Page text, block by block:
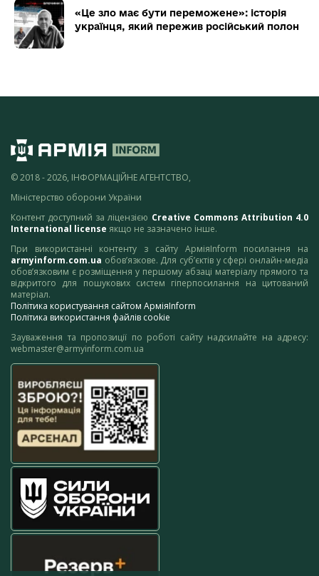
«Це зло має бути переможене»: історія
українця, який пережив російський полон
© 2018 - 2026, ІНФОРМАЦІЙНЕ АГЕНТСТВО,
Міністерство оборони України
Контент доступний за ліцензією Creative Commons Attribution 4.0
International license якщо не зазначено інше.
При використанні контенту з сайту АрміяInform посилання на
armyinform.com.ua обов’язкове. Для суб’єктів у сфері онлайн-медіа
обов’язковим є розміщення у першому абзаці матеріалу прямого та
відкритого для пошукових систем гіперпосилання на цитований
матеріал.
Політика користування сайтом АрміяInform
Політика використання файлів cookie
Зауваження та пропозиції по роботі сайту надсилайте на адресу:
webmaster@armyinform.com.ua